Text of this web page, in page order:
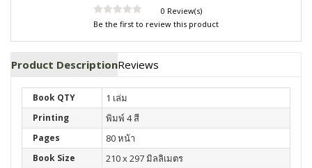
0 Review(s)
Be the first to review this product
Product DescriptionReviews
Book QTY 1 เล่ม
Printing พิมพ์ 4 สี
Pages 80 หน้า
Book Size 210 x 297 มิลลิเมตร